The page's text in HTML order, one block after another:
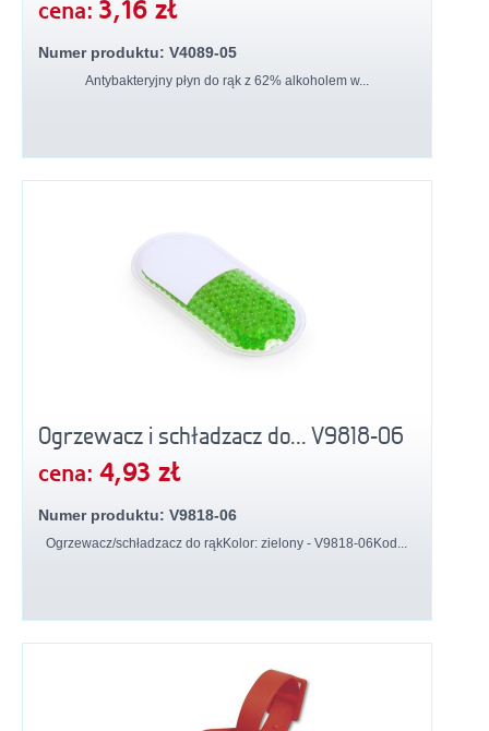
cena: 3,16 zł
Numer produktu: V4089-05
Antybakteryjny płyn do rąk z 62% alkoholem w...
Ogrzewacz i schładzacz do... V9818-06
cena: 4,93 zł
Numer produktu: V9818-06
Ogrzewacz/schładzacz do rąkKolor: zielony - V9818-06Kod...